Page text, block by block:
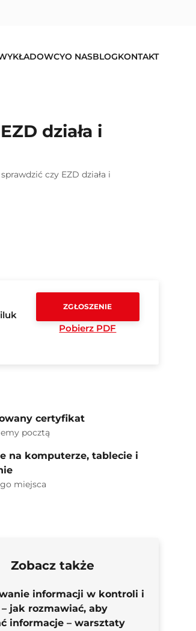
O NASBLOGKONTAKT
działa i
czy EZD działa i
ZGŁOSZENIE
Pobierz PDF
certyfikat
pocztą
na komputerze, tablecie i
miejsca
Zobacz także
informacji w kontroli i
jak rozmawiać, aby
informacje – warsztaty